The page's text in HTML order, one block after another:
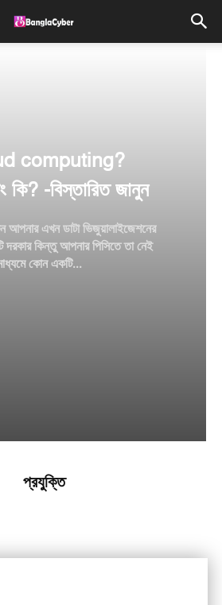
computing?
কি? -বিস্তারিত জানুন
আপনার এখন ডাটা ভিজুয়ালাইজেশনের
দরকার কিন্তু আপনার পিসিতে তা নেই
কোন একটি...
প্রযুক্তি